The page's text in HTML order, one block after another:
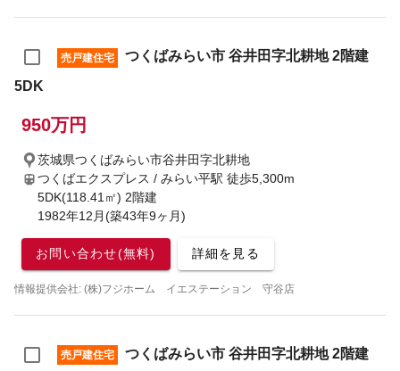
売戸建住宅
つくばみらい市 谷井田字北耕地 2階建
5DK
950万円
茨城県つくばみらい市谷井田字北耕地
つくばエクスプレス / みらい平駅 徒歩5,300m
5DK(118.41㎡) 2階建
1982年12月(築43年9ヶ月)
お問い合わせ(無料) 詳細を見る
情報提供会社: (株)フジホーム イエステーション 守谷店
売戸建住宅 つくばみらい市 谷井田字北耕地 2階建